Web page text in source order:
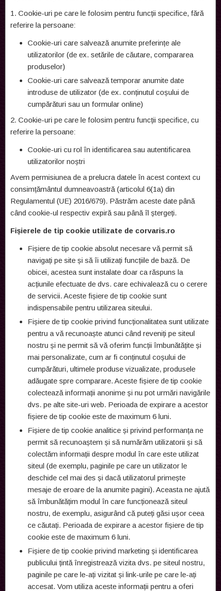
1. Cookie-uri pe care le folosim pentru funcții specifice, fără
referire la persoane:
Cookie-uri care salvează anumite preferințe ale
utilizatorilor (de ex. setările de căutare, compararea
produselor)
Cookie-uri care salvează temporar anumite date
introduse de utilizator (de ex. conținutul coșului de
cumpărături sau un formular online)
2. Cookie-uri pe care le folosim pentru funcții specifice, cu
referire la persoane:
Cookie-uri cu rol în identificarea sau autentificarea
utilizatorilor noștri
Avem permisiunea de a prelucra datele în acest context cu
consimțământul dumneavoastră (articolul 6(1a) din
Regulamentul (UE) 2016/679). Păstrăm aceste date până
când cookie-ul respectiv expiră sau până îl ștergeți.
Fișierele de tip cookie utilizate de corvaris.ro
Fișiere de tip cookie absolut necesare vă permit să
navigați pe site și să îi utilizați funcțiile de bază. De
obicei, acestea sunt instalate doar ca răspuns la
acțiunile efectuate de dvs. care echivalează cu o cerere
de servicii. Aceste fișiere de tip cookie sunt
indispensabile pentru utilizarea siteului.
Fișiere de tip cookie privind funcționalitatea sunt utilizate
pentru a vă recunoaște atunci când reveniți pe siteul
nostru și ne permit să vă oferim funcții îmbunătățite și
mai personalizate, cum ar fi conținutul coșului de
cumpărături, ultimele produse vizualizate, produsele
adăugate spre comparare. Aceste fișiere de tip cookie
colectează informații anonime și nu pot urmări navigările
dvs. pe alte site-uri web. Perioada de expirare a acestor
fișiere de tip cookie este de maximum 6 luni.
Fișiere de tip cookie analitice și privind performanța ne
permit să recunoaștem și să numărăm utilizatorii și să
colectăm informații despre modul în care este utilizat
siteul (de exemplu, paginile pe care un utilizator le
deschide cel mai des și dacă utilizatorul primește
mesaje de eroare de la anumite pagini). Aceasta ne ajută
să îmbunătățim modul în care funcționează siteul
nostru, de exemplu, asigurând că puteți găsi ușor ceea
ce căutați. Perioada de expirare a acestor fișiere de tip
cookie este de maximum 6 luni.
Fișiere de tip cookie privind marketing și identificarea
publicului țintă înregistrează vizita dvs. pe siteul nostru,
paginile pe care le-ați vizitat și link-urile pe care le-ați
accesat. Vom utiliza aceste informații pentru a oferi